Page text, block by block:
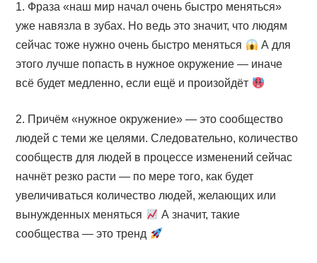
1. Фраза «наш мир начал очень быстро меняться»
уже навязла в зубах. Но ведь это значит, что людям
сейчас тоже нужно очень быстро меняться
А для
этого лучше попасть в нужное окружение — иначе
всё будет медленно, если ещё и произойдёт
2. Причём «нужное окружение» — это сообщество
людей с теми же целями. Следовательно, количество
сообществ для людей в процессе изменений сейчас
начнёт резко расти — по мере того, как будет
увеличиваться количество людей, желающих или
вынужденных меняться
А значит, такие
сообщества — это тренд